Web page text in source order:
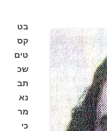
בט
קס
טים
שכ
תב
נא
מר
כי